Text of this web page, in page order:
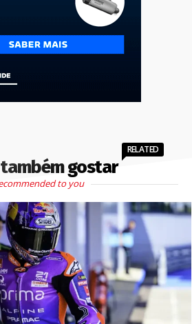
gostar
RELATED
to you